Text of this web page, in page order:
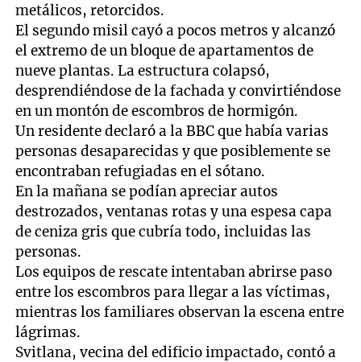
metálicos, retorcidos.
El segundo misil cayó a pocos metros y alcanzó
el extremo de un bloque de apartamentos de
nueve plantas. La estructura colapsó,
desprendiéndose de la fachada y convirtiéndose
en un montón de escombros de hormigón.
Un residente declaró a la BBC que había varias
personas desaparecidas y que posiblemente se
encontraban refugiadas en el sótano.
En la mañana se podían apreciar autos
destrozados, ventanas rotas y una espesa capa
de ceniza gris que cubría todo, incluidas las
personas.
Los equipos de rescate intentaban abrirse paso
entre los escombros para llegar a las víctimas,
mientras los familiares observan la escena entre
lágrimas.
Svitlana, vecina del edificio impactado, contó a